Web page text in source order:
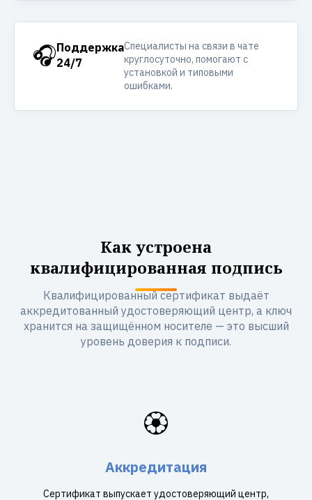
🎧Поддержка
24/7
Специалисты на связи в чате
круглосуточно, помогают с
установкой и типовыми
ошибками.
Как устроена
квалифицированная подпись
Квалифицированный сертификат выдаёт
аккредитованный удостоверяющий центр, а ключ
хранится на защищённом носителе — это высший
уровень доверия к подписи.
🏵️
Аккредитация
Сертификат выпускает удостоверяющий центр,